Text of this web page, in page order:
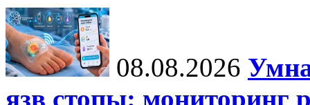
08.08.2026
язв стопы: мониторинг